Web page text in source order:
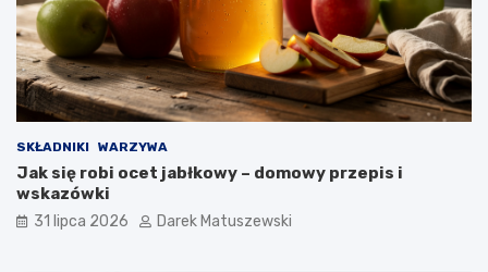
SKŁADNIKI WARZYWA
Jak się robi ocet jabłkowy – domowy przepis i
wskazówki
31 lipca 2026 Darek Matuszewski